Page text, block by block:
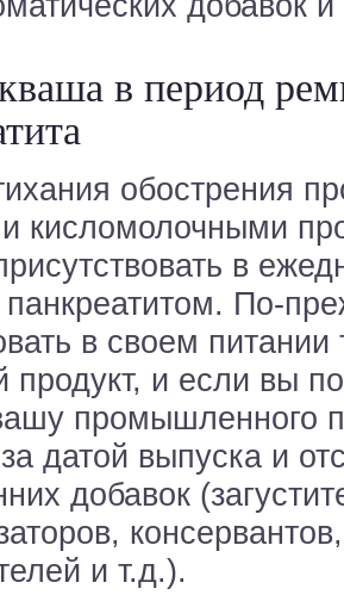
в период
обострения
кисломолочными
в
По-
в своем питании
продукт, и если вы
промышленного
датой выпуска и
добавок
и т.д.).